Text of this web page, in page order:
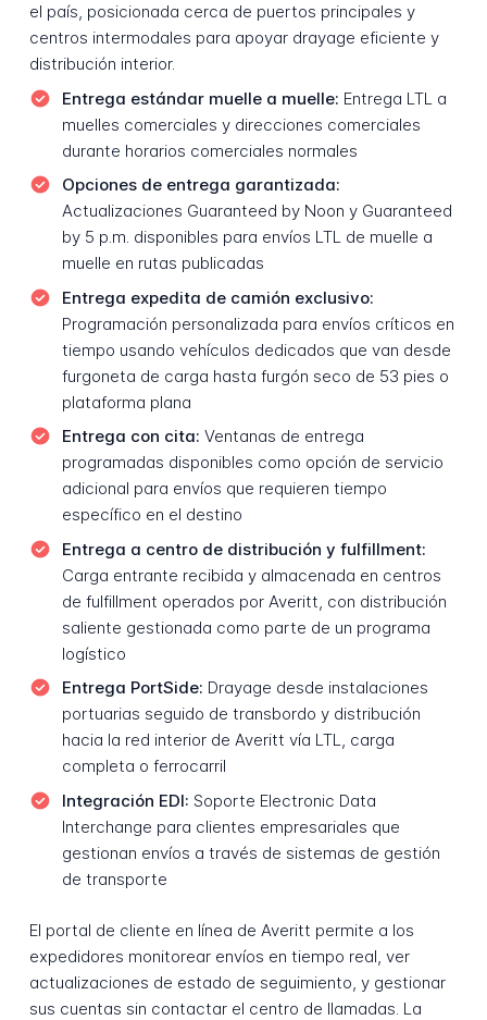
el país, posicionada cerca de puertos principales y
centros intermodales para apoyar drayage eficiente y
distribución interior.
Entrega estándar muelle a muelle: Entrega LTL a
muelles comerciales y direcciones comerciales
durante horarios comerciales normales
Opciones de entrega garantizada:
Actualizaciones Guaranteed by Noon y Guaranteed
by 5 p.m. disponibles para envíos LTL de muelle a
muelle en rutas publicadas
Entrega expedita de camión exclusivo:
Programación personalizada para envíos críticos en
tiempo usando vehículos dedicados que van desde
furgoneta de carga hasta furgón seco de 53 pies o
plataforma plana
Entrega con cita: Ventanas de entrega
programadas disponibles como opción de servicio
adicional para envíos que requieren tiempo
específico en el destino
Entrega a centro de distribución y fulfillment:
Carga entrante recibida y almacenada en centros
de fulfillment operados por Averitt, con distribución
saliente gestionada como parte de un programa
logístico
Entrega PortSide: Drayage desde instalaciones
portuarias seguido de transbordo y distribución
hacia la red interior de Averitt vía LTL, carga
completa o ferrocarril
Integración EDI: Soporte Electronic Data
Interchange para clientes empresariales que
gestionan envíos a través de sistemas de gestión
de transporte
El portal de cliente en línea de Averitt permite a los
expedidores monitorear envíos en tiempo real, ver
actualizaciones de estado de seguimiento, y gestionar
sus cuentas sin contactar el centro de llamadas. La